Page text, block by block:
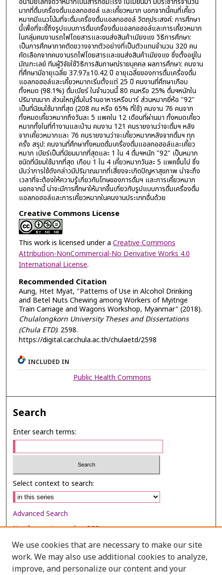
มากที่ดื่มเครื่องดื่มแอลกอฮอล์ และเคี้ยวหมาก นอกจากนี้คนที่เคี้ยว
หมากมีแนวโน้มที่จะดื่มเครื่องดื่มแอลกอฮอล์ วัตถุประสงค์: การศึกษา
นี้เพื่อที่จะชี้ถึงรูปแบบการดื่มเครื่องดื่มแอลกอฮอล์และการเคี้ยวหมาก
ในกลุ่มคนงานรถไฟโดยสารและขนส่งสินค้าเมียงแง วิธีการศึกษา:
เป็นการศึกษาภาคตัดขวางจากตัวอย่างที่เป็นตัวแทนจำนวน 320 คน
คัดเลือกจากคนงานรถไฟโดยสารและขนส่งสินค้าเมียงแง ซึ่งตั้งอยู่ใน
มัณฑะเลย์ ทีมผู้วิจัยใช้วิธีการสัมภาษณ์รายบุคคล ผลการศึกษา: คนงาน
ที่ศึกษามีอายุเฉลี่ย 37.97±10.42 ปี อายุเฉลี่ยของการดื่มเครื่องดื่ม
แอลกอฮอล์และเคี้ยวหมากเริ่มตั้งแต่ 25 ปี คนงานที่ศึกษาเกือบ
ทั้งหมด (98.1%) ดื่มเบียร์ ในจำนวนนี้ 80 คนหรือ 25% ดื่มฯหนักใน
ปริมาณมาก ส่วนใหญ่ดื่มในร้านอาหารหรือบาร์ ส่วนหมากยี่ห้อ "92"
เป็นที่นิยมใช้มากที่สุด (208 คน หรือ 65% ที่ใช้) คนงาน 76 คนจาก
ทั้งหมดเคี้ยวหมากถึงวันละ 5 แพคใน 12 เดือนที่ผ่านมา ทั้งหมดเคี้ยว
หมากทั้งในที่ทำงานและบ้าน คนงาน 121 คนรายงานว่าจะดื่มฯ หลัง
จากเคี้ยวหมากและ 76 คนรายงานว่าจะเคี้ยวหมากหลังจากดื่มฯ ทุก
ครั้ง สรุป: คนงานที่ศึกษาทั้งหมดดื่มเครื่องดื่มแอลกอฮอล์และเคี้ยว
หมาก เบียร์เป็นที่นิยมมากที่สุดและ 1 ใน 4 ดื่มฯหนัก "92" เป็นหมาก
ชนิดที่นิยมใช้มากที่สุด เกือบ 1 ใน 4 เคี้ยวหมากวันละ 5 แพคขึ้นไป ซึ่ง
นับว่าการใช้ดังกล่าวมีปริมาณมากที่เสี่ยงจะเกิดปัญหาสุขภาพ น่าจะถึง
เวลาที่จะต้องให้ความรู้เกี่ยวกับโทษของการดื่มฯ และการเคี้ยวหมาก
นอกจากนี้ น่าจะมีการศึกษาให้มากขึ้นเกี่ยวกับรูปแบบการดื่มเครื่องดื่ม
แอลกอฮอล์และการเคี้ยวหมากในคนงานประเภทอื่นด้วย
Creative Commons License
This work is licensed under a Creative Commons
Attribution-NonCommercial-No Derivative Works 4.0
International License.
Recommended Citation
Aung, Htet Myat, "Patterns of Use in Alcohol Drinking
and Betel Nuts Chewing among Workers of Myitnge
Train Carriage and Wagons Workshop, Myanmar" (2018).
Chulalongkorn University Theses and Dissertations
(Chula ETD). 2598.
https://digital.car.chula.ac.th/chulaetd/2598
INCLUDED IN
Public Health Commons
Search
Enter search terms:
Select context to search:
Advanced Search
Notify me via email orRSS
Browse
Collections
We use cookies that are necessary to make our site
work. We may also use additional cookies to analyze,
improve, and personalize our content and your